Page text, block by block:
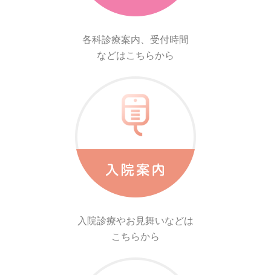
各科診療案内、受付時間
などはこちらから
入院診療やお見舞いなどは
こちらから